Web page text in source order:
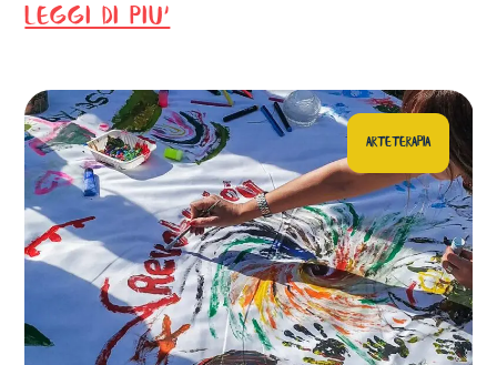
LEGGI DI PIU'
ARTETERAPIA